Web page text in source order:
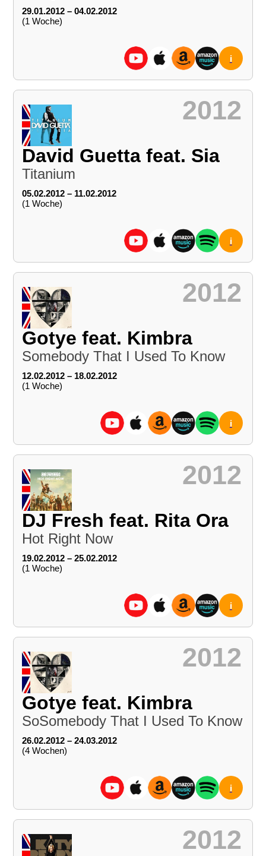
29.01.2012 – 04.02.2012
(1 Woche)
i
2012
David Guetta feat. Sia
Titanium
05.02.2012 – 11.02.2012
(1 Woche)
i
2012
Gotye feat. Kimbra
Somebody That I Used To Know
12.02.2012 – 18.02.2012
(1 Woche)
i
2012
DJ Fresh feat. Rita Ora
Hot Right Now
19.02.2012 – 25.02.2012
(1 Woche)
i
2012
Gotye feat. Kimbra
SoSomebody That I Used To Know
26.02.2012 – 24.03.2012
(4 Wochen)
i
2012